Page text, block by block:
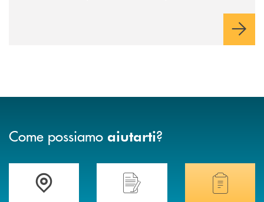
operazioni e rispondere alla crescente velocità e complessità
Come possiamo aiutarti?
Accedi all' elenco completo delle filiali di Banca di Caraglio.
Hai bisogno di assistenza immediata?
Hai bisogno di